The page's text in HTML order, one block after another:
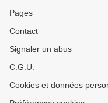
Pages
Contact
Signaler un abus
C.G.U.
Cookies et données